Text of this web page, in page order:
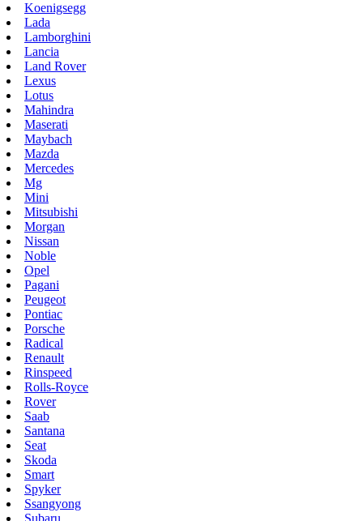
Koenigsegg
Lada
Lamborghini
Lancia
Land Rover
Lexus
Lotus
Mahindra
Maserati
Maybach
Mazda
Mercedes
Mg
Mini
Mitsubishi
Morgan
Nissan
Noble
Opel
Pagani
Peugeot
Pontiac
Porsche
Radical
Renault
Rinspeed
Rolls-Royce
Rover
Saab
Santana
Seat
Skoda
Smart
Spyker
Ssangyong
Subaru